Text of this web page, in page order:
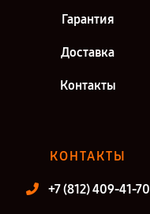
Гарантия
Доставка
Контакты
КОНТАКТЫ
+7 (812) 409-41-70